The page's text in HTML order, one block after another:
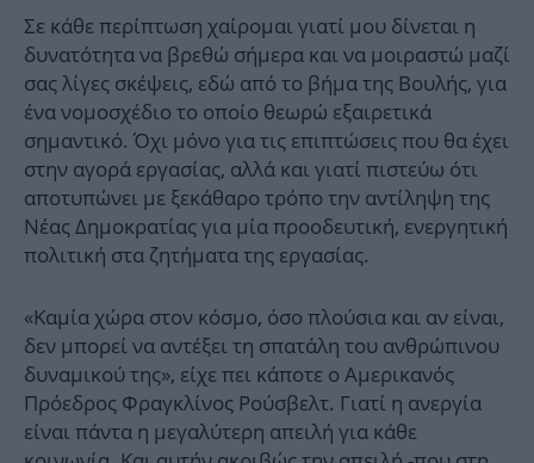
Σε κάθε περίπτωση χαίρομαι γιατί μου δίνεται η
δυνατότητα να βρεθώ σήμερα και να μοιραστώ μαζί
σας λίγες σκέψεις, εδώ από το βήμα της Βουλής, για
ένα νομοσχέδιο το οποίο θεωρώ εξαιρετικά
σημαντικό. Όχι μόνο για τις επιπτώσεις που θα έχει
στην αγορά εργασίας, αλλά και γιατί πιστεύω ότι
αποτυπώνει με ξεκάθαρο τρόπο την αντίληψη της
Νέας Δημοκρατίας για μία προοδευτική, ενεργητική
πολιτική στα ζητήματα της εργασίας.
«Καμία χώρα στον κόσμο, όσο πλούσια και αν είναι,
δεν μπορεί να αντέξει τη σπατάλη του ανθρώπινου
δυναμικού της», είχε πει κάποτε ο Αμερικανός
Πρόεδρος Φραγκλίνος Ρούσβελτ. Γιατί η ανεργία
είναι πάντα η μεγαλύτερη απειλή για κάθε